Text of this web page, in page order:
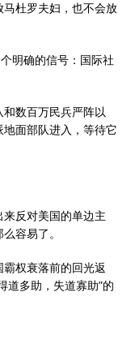
杜罗夫妇，也不会放
明确的信号：国际社
数百万民兵严阵以
面部队进入，等待它
反对美国的单边主
容易了。
权衰落前的回光返
道多助，失道寡助”的